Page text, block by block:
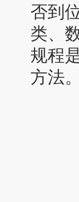
否到
类、
规程
方法。